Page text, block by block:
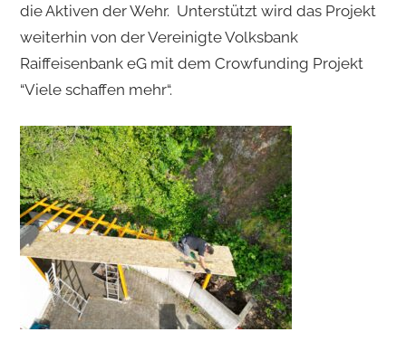
die Aktiven der Wehr. Unterstützt wird das Projekt
weiterhin von der Vereinigte Volksbank
Raiffeisenbank eG mit dem Crowfunding Projekt
“Viele schaffen mehr“.